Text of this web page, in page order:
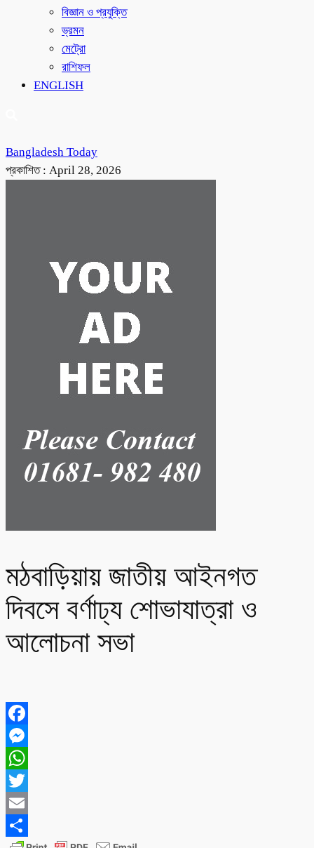
বিজ্ঞান ও প্রযুক্তি
ভ্রমন
মেট্রো
রাশিফল
ENGLISH
Bangladesh Today
প্রকাশিত : April 28, 2026
মঠবাড়িয়ায় জাতীয় আইনগত
দিবসে বর্ণাঢ্য শোভাযাত্রা ও
আলোচনা সভা
Facebook
Messenger
WhatsApp
Twitter
Email